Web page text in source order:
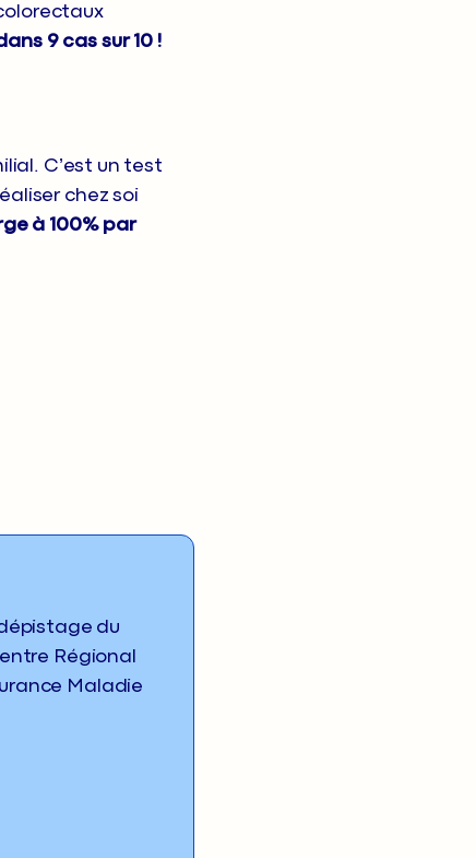
9 cas sur 10 !
C’est un test
chez soi
à 100% par
du
Régional
Maladie